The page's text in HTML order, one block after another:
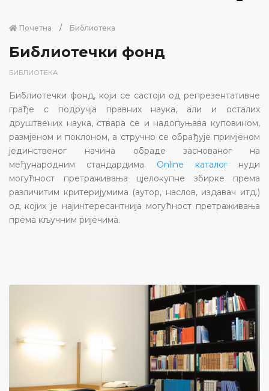
Почетна Библиотека
Библиотечки фонд
БИБЛИОТЕКА
Библиотечки фонд, који се састоји од репрезентативне
грађе с подручја правних наука, али и осталих
друштвених наука, ствара се и надопуњава куповином,
размјеном и поклоном, а стручно се обрађује примјеном
јединственог начина обраде заснованог на
међународним стандардима. Online каталогнуди
могућност претраживања цјелокупне збирке према
различитим критеријумима (аутор, наслов, издавач итд.)
од којих је најинтересантнија могућност претраживања
према кључним ријечима.